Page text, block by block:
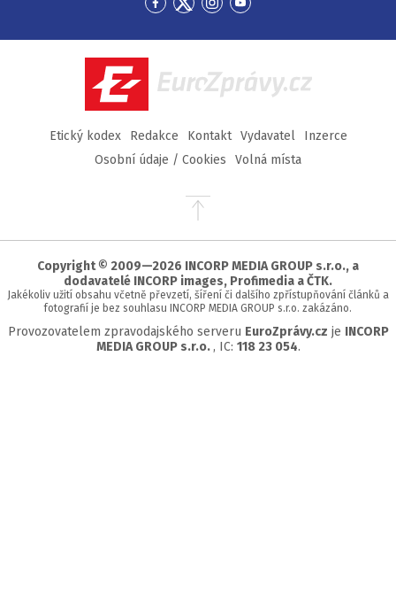
Přejít
Facebook
Přejít
Twitter
Přejít
Instagram
Přejít
YouTube
EuroZprávy.cz
Etický kodex Redakce Kontakt Vydavatel
Inzerce
Osobní údaje / Cookies
Volná místa
Přejít
stránky
Copyright © 2009—2026 INCORP MEDIA GROUP s.r.o., a
dodavatelé INCORP images, Profimedia a ČTK.
Jakékoliv užití obsahu včetně převzetí, šíření či dalšího zpřístupňování článků a
fotografií je bez souhlasu INCORP MEDIA GROUP s.r.o. zakázáno.
Provozovatelem zpravodajského serveru EuroZprávy.cz je INCORP
MEDIA GROUP s.r.o. , IC: 118 23 054.